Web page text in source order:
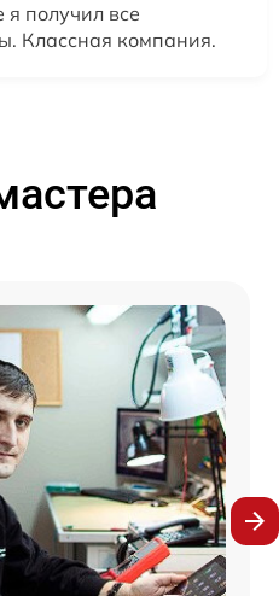
я получил все
Классная компания.